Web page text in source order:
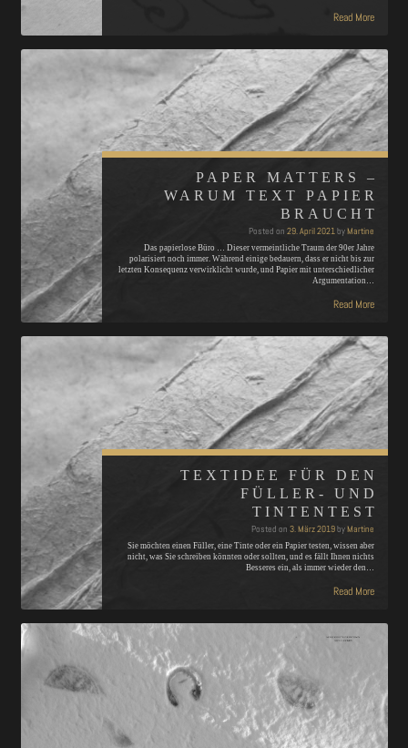
Read More
PAPER MATTERS –
WARUM TEXT PAPIER
BRAUCHT
Posted on 29. April 2021byMartine
Das papierlose Büro … Dieser vermeintliche Traum der 90er Jahre
polarisiert noch immer. Während einige bedauern, dass er nicht bis zur
letzten Konsequenz verwirklicht wurde, und Papier mit unterschiedlicher
Argumentation…
Read More
TEXTIDEE FÜR DEN
FÜLLER- UND
TINTENTEST
Posted on 3. März 2019byMartine
Sie möchten einen Füller, eine Tinte oder ein Papier testen, wissen aber
nicht, was Sie schreiben könnten oder sollten, und es fällt Ihnen nichts
Besseres ein, als immer wieder den…
Read More